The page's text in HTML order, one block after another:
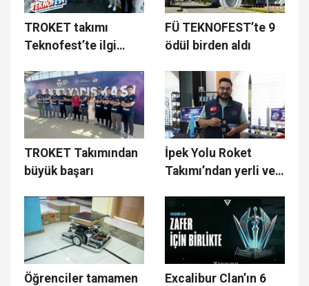
TROKET takımı
Teknofest’te ilgi
FÜ TEKNOFEST’te 9
ödül birden aldı
TROKET Takımından
büyük başarı
İpek Yolu Roket
Takımı’ndan yerli ve
kartı’
Öğrenciler tamamen
Excalibur Clan’ın 6